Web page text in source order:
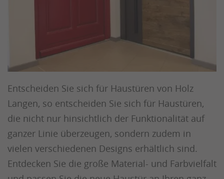
Entscheiden Sie sich für Haustüren von Holz
Langen, so entscheiden Sie sich für Haustüren,
die nicht nur hinsichtlich der Funktionalität auf
ganzer Linie überzeugen, sondern zudem in
vielen verschiedenen Designs erhältlich sind.
Entdecken Sie die große Material- und Farbvielfalt